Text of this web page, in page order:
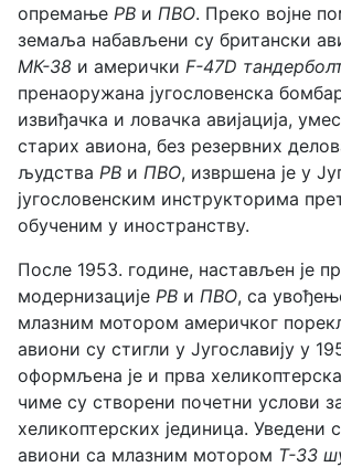
опремање РВ и ПВО. Преко војне
земаља набављени су британски
МК-38 и амерички F-47D
пренаоружана југословенска
извиђачка и ловачка авијација,
старих авиона, без резервних
људства РВ и ПВО, извршена је у
југословенским инструкторима
обученим у иностранству.
После 1953. године, настављен је
модернизације РВ и ПВО, са
млазним мотором америчког
авиони су стигли у Југославију у
оформљена је и прва
чиме су створени почетни услови
хеликоптерских јединица. Уведени
авиони са млазним мотором T-33